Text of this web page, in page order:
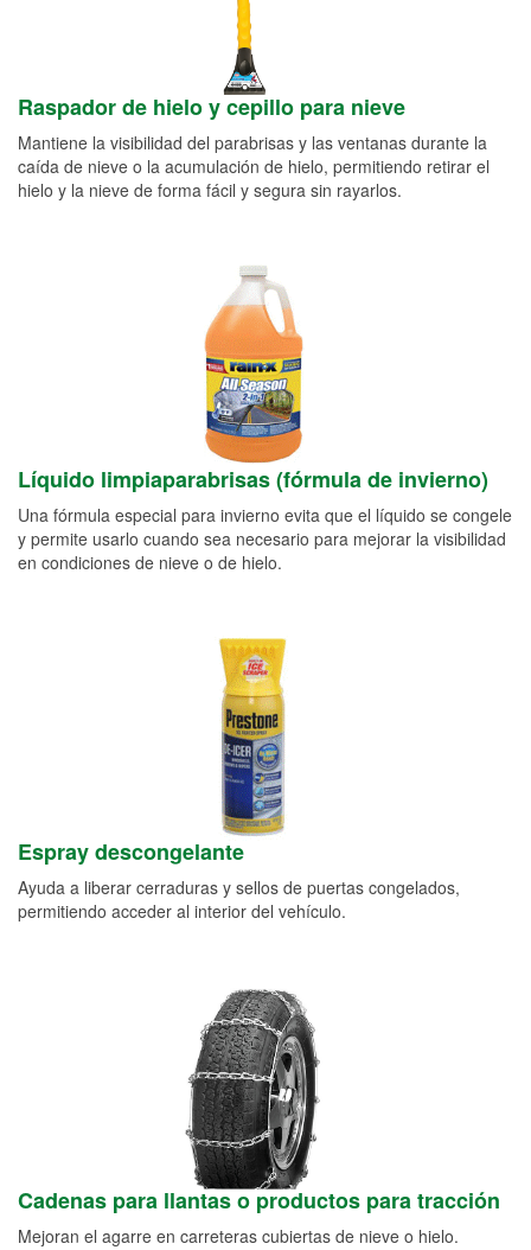
Raspador de hielo y cepillo para nieve
Mantiene la visibilidad del parabrisas y las ventanas durante la
caída de nieve o la acumulación de hielo, permitiendo retirar el
hielo y la nieve de forma fácil y segura sin rayarlos.
Líquido limpiaparabrisas (fórmula de invierno)
Una fórmula especial para invierno evita que el líquido se congele
y permite usarlo cuando sea necesario para mejorar la visibilidad
en condiciones de nieve o de hielo.
Espray descongelante
Ayuda a liberar cerraduras y sellos de puertas congelados,
permitiendo acceder al interior del vehículo.
Cadenas para llantas o productos para tracción
Mejoran el agarre en carreteras cubiertas de nieve o hielo.